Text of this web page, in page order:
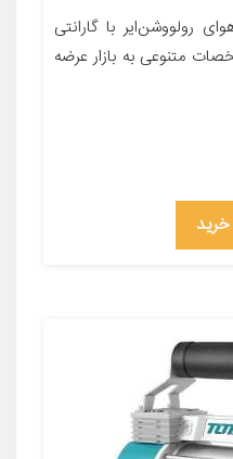
رولووشن‌ایر با گارانتی
متنوعی به بازار عرضه